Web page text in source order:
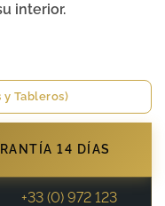
interior.
y Tableros)
14 DÍAS
+33 (0) 972 123